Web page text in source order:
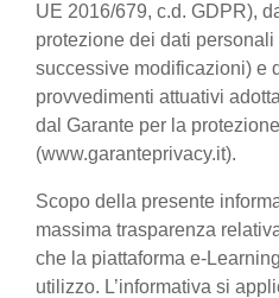
UE 2016/679, c.d. GDPR),
protezione dei dati
successive modificazioni) e
provvedimenti attuativi
dal Garante per la
(www.garanteprivacy.it).
Scopo della presente
massima trasparenza
che la piattaforma e-
utilizzo. L’informativa si